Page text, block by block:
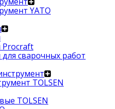
YATO
Procraft
сварочных работ
TOLSEN
TOLSEN